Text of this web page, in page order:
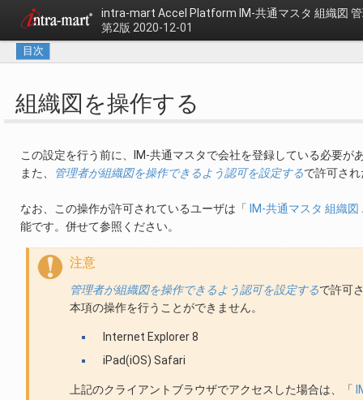
intra-mart Accel Platform IM-共通マスタ 組織図
第2版 2020-12-01
目次
組織図を操作する
この設定を行う前に、IM-共通マスタで会社を登録している必要が
また、
管理者が組織図を操作できるよう認可を設定するで許可さ
なお、この操作が許可されているユーザは「
IM-共通マスタ 組織
能です。併せて参照ください。
注意
管理者が組織図を操作できるよう認可を設定するで許可
本項の操作を行うことができません。
Internet Explorer 8
iPad(iOS) Safari
上記のクライアントブラウザでアクセスした場合は、「